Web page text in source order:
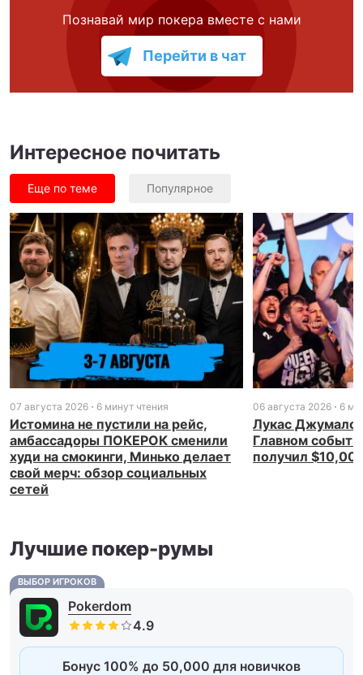
Познавай мир покера вместе с нами
Перейти в чат
Интересное почитать
Еще по теме Популярное
07 августа 2026 6 минут чтения
Истомина не пустили на рейс,
амбассадоры ПОКЕРОК сменили
худи на смокинги, Минько делает
свой мерч: обзор социальных
сетей
06 августа 2026 6
Лукас
Главном
получил
Лучшие покер-румы
ВЫБОР ИГРОКОВ
Pokerdom
Бонус 100% до 50,000 для новичков